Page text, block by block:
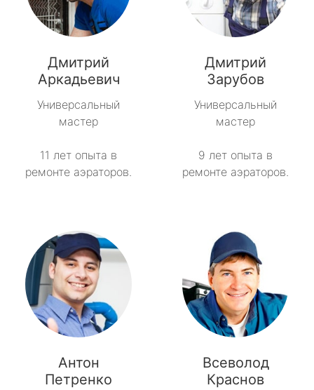
Дмитрий
Аркадьевич
Универсальный
мастер
11 лет опыта в
ремонте аэраторов.
Дмитрий
Зарубов
Универсальный
мастер
9 лет опыта в
ремонте аэраторов.
Антон
Петренко
Всеволод
Краснов